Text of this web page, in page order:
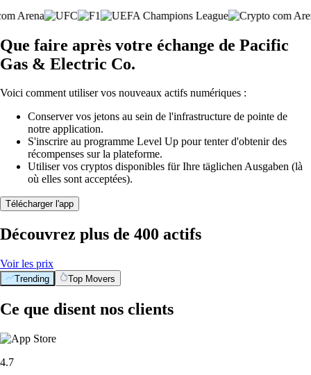
Que faire après votre échange de Pacific
Gas & Electric Co.
Voici comment utiliser vos nouveaux actifs numériques :
Conserver vos jetons au sein de l'infrastructure de pointe de
notre application.
S'inscrire au programme Level Up pour tenter d'obtenir des
récompenses sur la plateforme.
Utiliser vos cryptos disponibles für Ihre täglichen Ausgaben (là
où elles sont acceptées).
Télécharger l'app
Découvrez plus de 400 actifs
Voir les prix
Trending Top Movers
Ce que disent nos clients
4.7